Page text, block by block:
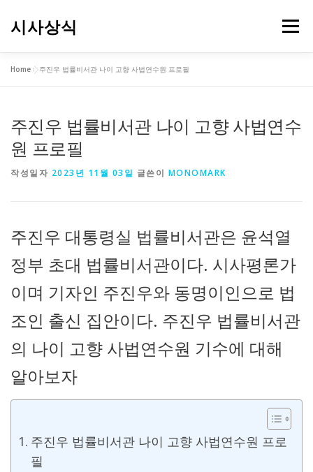
시사상식 메뉴
Home »주진우 법률비서관 나이 고향 사법연수원 프로필
주진우 법률비서관 나이 고향 사법연수
원 프로필
작성일자 2023년 11월 03일 글쓴이 MONOMARK
주진우 대통령실 법률비서관은 윤석열
정부 초대 법률비서관이다. 시사평론가
이며 기자인 주진우와 동명이인으로 법
조인 출신 집안이다. 주진우 법률비서관
의 나이 고향 사법연수원 기수에 대해
알아보자
주진우 법률비서관 나이 고향 사법연수원 프로
필